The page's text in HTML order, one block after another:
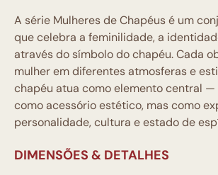
A série Mulheres de Chapéus é um
que celebra a feminilidade, a
através do símbolo do chapéu. Cada
mulher em diferentes atmosferas e
chapéu atua como elemento central —
como acessório estético, mas como
personalidade, cultura e estado de
DIMENSÕES & DETALHES